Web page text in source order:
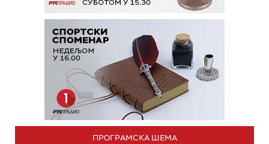
ПРОГРАМСКА ШЕМА